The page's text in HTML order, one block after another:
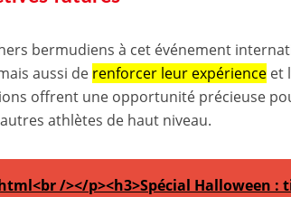
bermudiens à cet événement
aussi de renforcer leur expérience et
offrent une opportunité précieuse
athlètes de haut niveau.
/></p><h3>Spécial Halloween :